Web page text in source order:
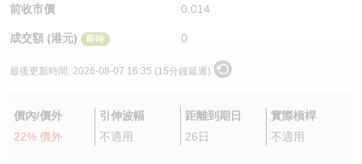
前收市價 0.014
成交額 (港元) 即時 0
最後更新時間: 2026-08-07 16:35 (15分鐘延遲)
價內/價外
22% 價外
引伸波幅
不適用
距離到期日
26日
實際槓桿
不適用
認股證/牛熊證日誌
認股證文件及公告
牛熊證到期結算價查詢
牛熊證分析儀
中資ETFs溢價比較
AH 股價對照